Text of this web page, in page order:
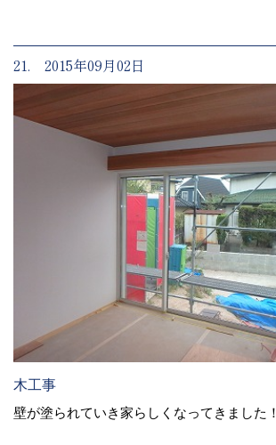
21. 2015年09月02日
木工事
壁が塗られていき家らしくなってきました！